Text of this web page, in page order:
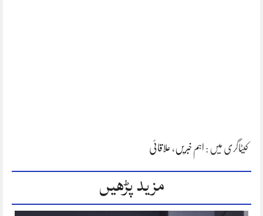
کیٹاگری میں : اہم خبریں ، علاقائی
مزید پڑھیں